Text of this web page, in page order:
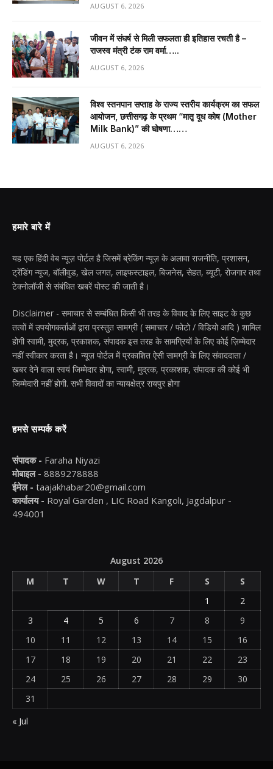
AUGUST 6, 2026
जीवन में संघर्ष से मिली सफलता ही इतिहास रचती है –
राजस्व मंत्री टंक राम वर्मा…..
AUGUST 6, 2026
विश्व स्तनपान सप्ताह के राज्य स्तरीय कार्यक्रम का सफल
आयोजन, छत्तीसगढ़ के प्रथम “मातृ दूध कोष (Mother
Milk Bank)” की घोषणा……
AUGUST 6, 2026
हमारे बारे में
यह एक हिंदी वेब न्यूज़ पोर्टल है जिसमें ब्रेकिंग न्यूज़ के अलावा राजनीति, प्रशासन,
ट्रेंडिंग न्यूज, बॉलीवुड, खेल जगत, लाइफस्टाइल, बिजनेस, सेहत, ब्यूटी, रोजगार तथा
टेक्नोलॉजी से संबंधित खबरें पोस्ट की जाती है।
Disclaimer - समाचार से सम्बंधित किसी भी तरह के विवाद के लिए साइट के कुछ
तत्वों में उपयोगकर्ताओं द्वारा प्रस्तुत सामग्री ( समाचार / फोटो / विडियो आदि ) शामिल
होगी स्वामी, मुद्रक, प्रकाशक, संपादक इस तरह के सामग्रियों के लिए कोई ज़िम्मेदार
नहीं स्वीकार करता है। न्यूज़ पोर्टल में प्रकाशित ऐसी सामग्री के लिए संवाददाता /
खबर देने वाला स्वयं जिम्मेदार होगा, स्वामी, मुद्रक, प्रकाशक, संपादक की कोई भी
जिम्मेदारी नहीं होगी. सभी विवादों का न्यायक्षेत्र रायपुर होगा
हमसे सम्पर्क करें
संपादक - Faraha Niyazi
मोबाइल - 8889278888
ईमेल - taajakhabar20@gmail.com
कार्यालय - Royal Garden , LIC Road Kangoli, Jagdalpur -
494001
August 2026
M
T W T F S
S
1
2
3
4 5 6 7 8
9
10
11 12 13 14 15
16
17
18 19 20 21 22
23
24
25 26 27 28 29
30
31
« Jul